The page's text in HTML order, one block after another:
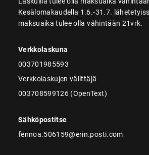
Kesälomakaudella 1.6.-31.7.
maksuaika tulee olla vähintään 21vrk.
Verkkolaskuna
003701985593
Verkkolaskujen välittäjä
003708599126 (OpenText)
Sähköpostitse
fennoa.506159@erin.posti.com